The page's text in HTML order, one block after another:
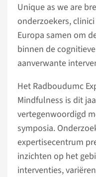
Unique as we are
onderzoekers,
Europa samen om
binnen de
aanverwante
Het Radboudumc
Mindfulness is dit
vertegenwoordigd
symposia.
expertisecentrum
inzichten op het
interventies,